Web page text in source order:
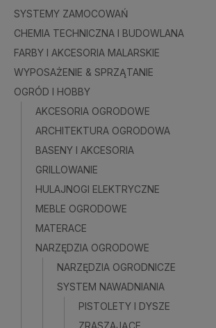
SYSTEMY ZAMOCOWAŃ
CHEMIA TECHNICZNA I BUDOWLANA
FARBY I AKCESORIA MALARSKIE
WYPOSAŻENIE & SPRZĄTANIE
OGRÓD I HOBBY
AKCESORIA OGRODOWE
ARCHITEKTURA OGRODOWA
BASENY I AKCESORIA
GRILLOWANIE
HULAJNOGI ELEKTRYCZNE
MEBLE OGRODOWE
MATERACE
NARZĘDZIA OGRODOWE
NARZĘDZIA OGRODNICZE
SYSTEM NAWADNIANIA
PISTOLETY I DYSZE
ZRASZAJĄCE